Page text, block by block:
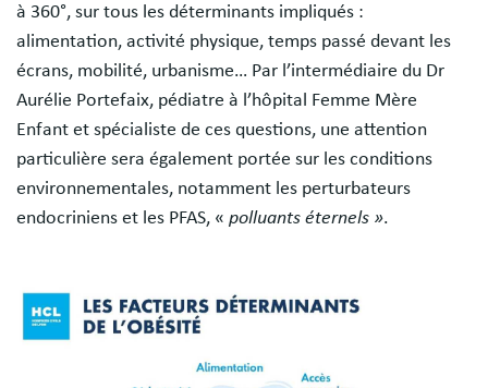
à 360°, sur tous les déterminants impliqués :
alimentation, activité physique, temps passé devant les
écrans, mobilité, urbanisme… Par l’intermédiaire du Dr
Aurélie Portefaix, pédiatre à l’hôpital Femme Mère
Enfant et spécialiste de ces questions, une attention
particulière sera également portée sur les conditions
environnementales, notamment les perturbateurs
endocriniens et les PFAS, « polluants éternels ».
Image